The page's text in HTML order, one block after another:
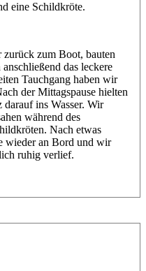
eine Schildkröte.
zum Boot, bauten
das leckere
Tauchgang haben wir
der Mittagspause hielten
ins Wasser. Wir
während des
Nach etwas
wieder an Bord und wir
ruhig verlief.